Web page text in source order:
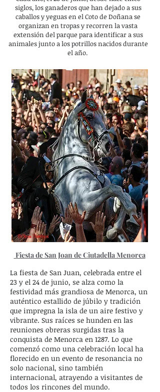
siglos, los ganaderos que han dejado a sus
caballos y yeguas en el Coto de Doñana se
organizan en tropas y recorren la vasta
extensión del parque para identificar a sus
animales junto a los potrillos nacidos durante
el año.
Fiesta de San Joan de Ciutadella Menorca
La fiesta de San Juan, celebrada entre el
23 y el 24 de junio, se alza como la
festividad más grandiosa de Menorca, un
auténtico estallido de júbilo y tradición
que impregna la isla de un aire festivo y
vibrante. Sus raíces se hunden en las
reuniones obreras surgidas tras la
conquista de Menorca en 1287. Lo que
comenzó como una celebración local ha
florecido en un evento de resonancia no
solo nacional, sino también
internacional, atrayendo a visitantes de
todos los rincones del mundo.